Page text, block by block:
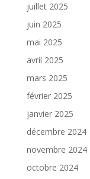
juillet 2025
juin 2025
mai 2025
avril 2025
mars 2025
février 2025
janvier 2025
décembre 2024
novembre 2024
octobre 2024